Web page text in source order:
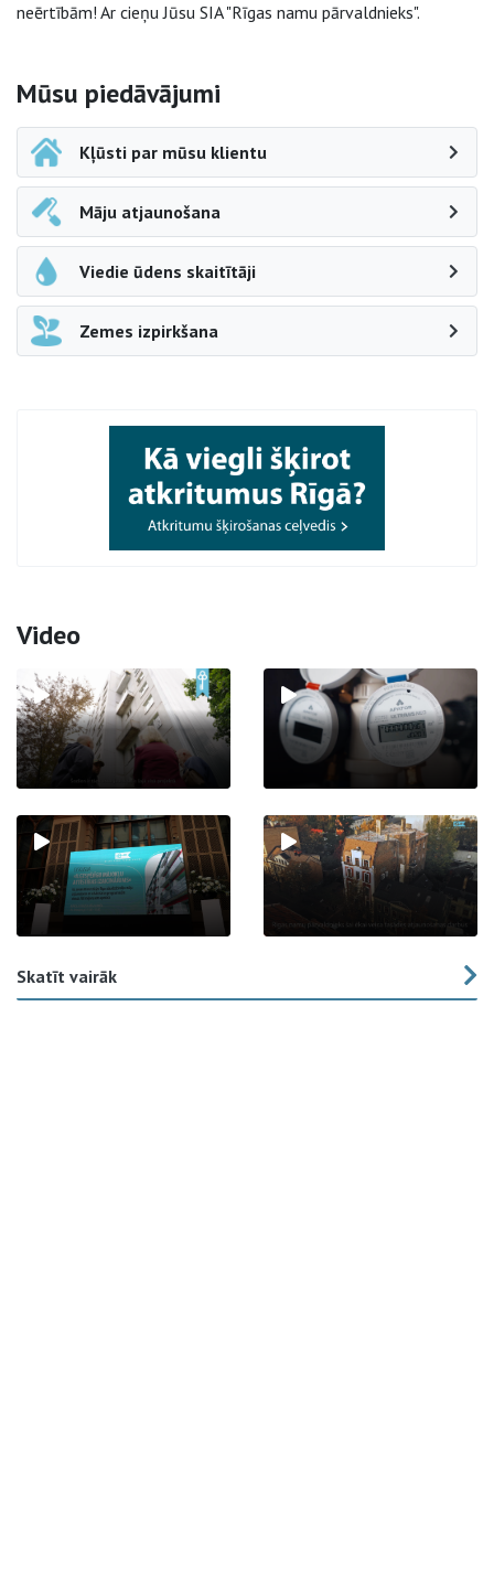
neērtībām! Ar cieņu Jūsu SIA "Rīgas namu pārvaldnieks".
Sāna navigācija
Mūsu piedāvājumi
Kļūsti par mūsu klientu
Māju atjaunošana
Viedie ūdens skaitītāji
Zemes izpirkšana
Video
Skatīt vairāk